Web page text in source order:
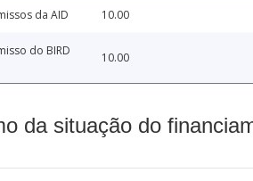
da AID 10.00
do BIRD
10.00
da situação do